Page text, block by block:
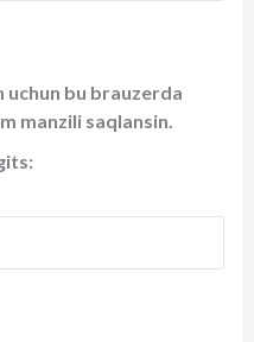
bu brauzerda
manzili saqlansin.